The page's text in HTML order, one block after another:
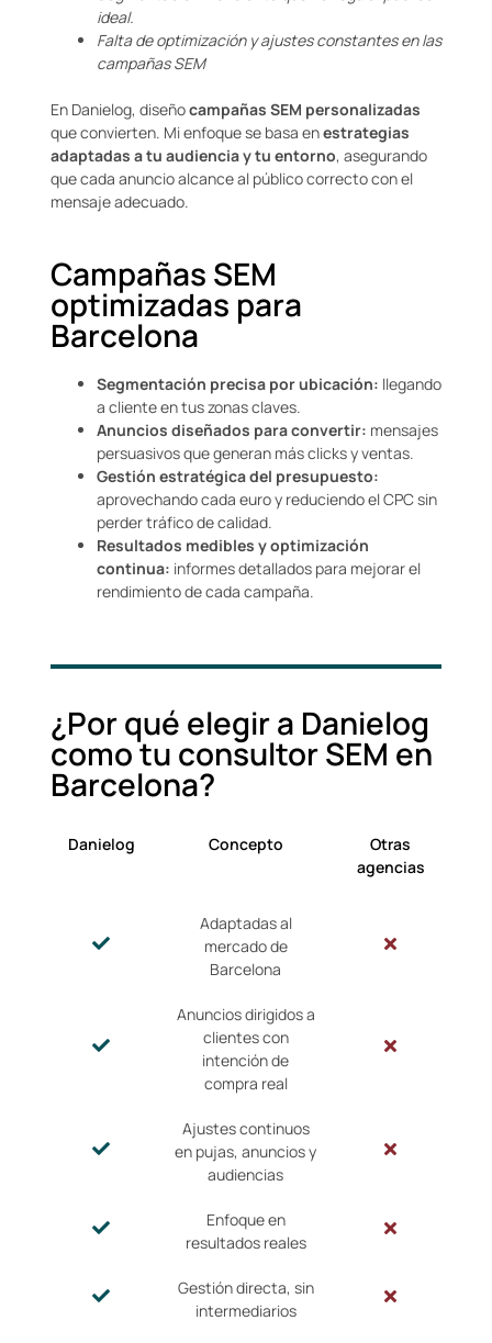
ideal.
Falta de optimización y ajustes constantes en las
campañas SEM
En Danielog, diseñocampañas SEM personalizadas
que convierten. Mi enfoque se basa enestrategias
adaptadas a tu audiencia y tu entorno, asegurando
que cada anuncio alcance al público correcto con el
mensaje adecuado.
Campañas SEM
optimizadas para
Barcelona
Segmentación precisa por ubicación: llegando
a cliente en tus zonas claves.
Anuncios diseñados para convertir: mensajes
persuasivos que generan más clicks y ventas.
Gestión estratégica del presupuesto:
aprovechando cada euro y reduciendo el CPC sin
perder tráfico de calidad.
Resultados medibles y optimización
continua: informes detallados para mejorar el
rendimiento de cada campaña.
¿Por qué elegir a Danielog
como tu consultor SEM en
Barcelona?
Danielog Concepto
Otras
agencias
Adaptadas al
mercado de
Barcelona
Anuncios dirigidos a
clientes con
intención de
compra real
Ajustes continuos
en pujas, anuncios y
audiencias
Enfoque en
resultados reales
Gestión directa, sin
intermediarios